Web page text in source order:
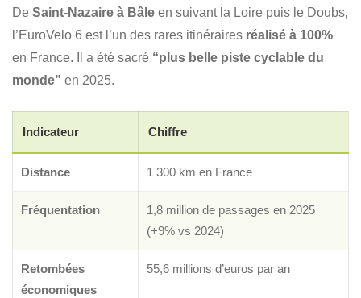
De Saint-Nazaire à Bâle en suivant la Loire puis le Doubs,
l’EuroVelo 6 est l’un des rares itinéraires réalisé à 100%
en France. Il a été sacré “plus belle piste cyclable du
monde” en 2025.
Indicateur Chiffre
Distance 1 300 km en France
Fréquentation
1,8 million de passages en 2025
(+9% vs 2024)
Retombées
économiques
55,6 millions d’euros par an